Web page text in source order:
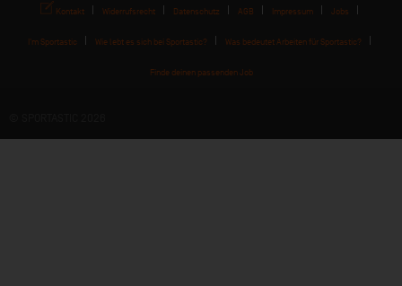
Kontakt Widerrufsrecht Datenschutz AGB Impressum Jobs
I'm Sportastic Wie lebt es sich bei Sportastic? Was bedeutet Arbeiten für Sportastic?
Finde deinen passenden Job